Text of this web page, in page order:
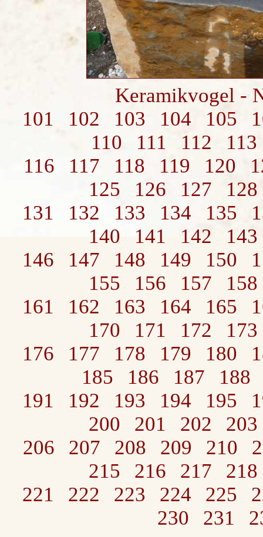
Keramikvogel -
101
102 103 104 105
110
111 112
113
116
117 118 119 120
125
126 127
128
131
132 133 134 135
140
141 142
143
146
147 148 149 150
155
156 157
158
161
162 163 164 165
170
171 172
173
176
177 178 179 180
185
186 187
188
191
192 193 194 195
200
201 202
203
206
207 208 209 210
215
216 217
218
221
222 223 224 225
230
231